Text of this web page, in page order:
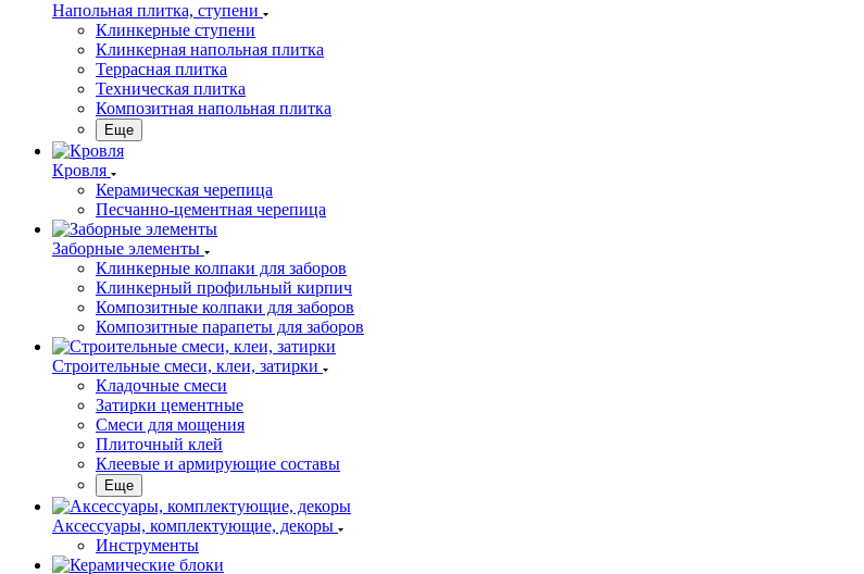
Напольная плитка, ступени
Клинкерные ступени
Клинкерная напольная плитка
Террасная плитка
Техническая плитка
Композитная напольная плитка
Еще
Кровля
Керамическая черепица
Песчанно-цементная черепица
Заборные элементы
Клинкерные колпаки для заборов
Клинкерный профильный кирпич
Композитные колпаки для заборов
Композитные парапеты для заборов
Строительные смеси, клеи, затирки
Кладочные смеси
Затирки цементные
Смеси для мощения
Плиточный клей
Клеевые и армирующие составы
Еще
Аксессуары, комплектующие, декоры
Инструменты